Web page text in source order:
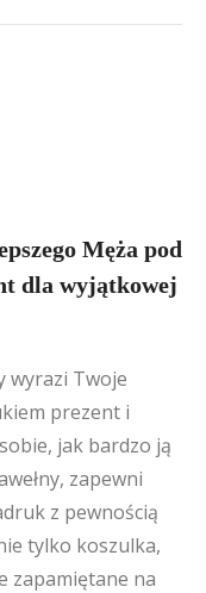
Męża pod
dla wyjątkowej
wyrazi Twoje
prezent i
jak bardzo ją
zapewni
z pewnością
tylko koszulka,
zapamiętane na